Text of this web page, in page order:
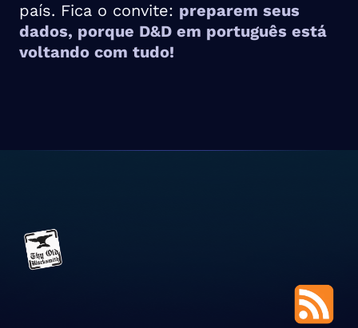
país. Fica o convite: preparem seus
dados, porque D&D em português está
voltando com tudo!